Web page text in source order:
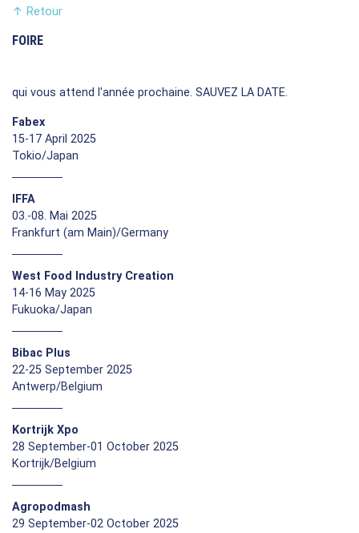
↑ Retour
FOIRE
qui vous attend l'année prochaine. SAUVEZ LA DATE.
Fabex
15-17 April 2025
Tokio/Japan
IFFA
03.-08. Mai 2025
Frankfurt (am Main)/Germany
West Food Industry Creation
14-16 May 2025
Fukuoka/Japan
Bibac Plus
22-25 September 2025
Antwerp/Belgium
Kortrijk Xpo
28 September-01 October 2025
Kortrijk/Belgium
Agropodmash
29 September-02 October 2025